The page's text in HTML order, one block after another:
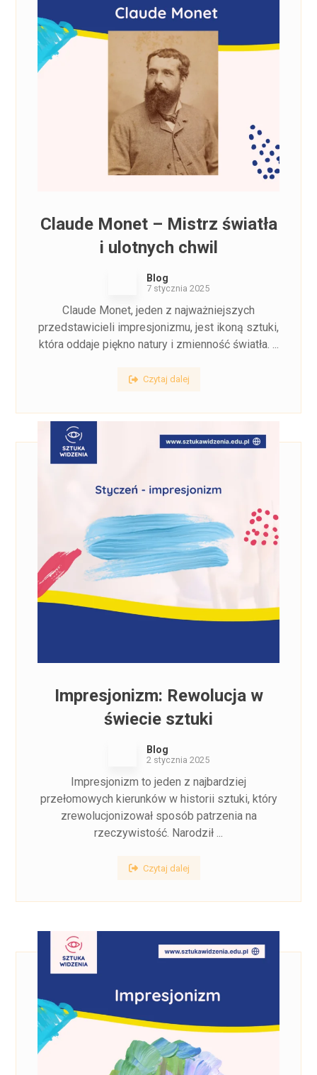
Claude Monet – Mistrz światła
i ulotnych chwil
Blog
7 stycznia 2025
Claude Monet, jeden z najważniejszych
przedstawicieli impresjonizmu, jest ikoną sztuki,
która oddaje piękno natury i zmienność światła. ...
Czytaj dalej
Impresjonizm: Rewolucja w
świecie sztuki
Blog
2 stycznia 2025
Impresjonizm to jeden z najbardziej
przełomowych kierunków w historii sztuki, który
zrewolucjonizował sposób patrzenia na
rzeczywistość. Narodził ...
Czytaj dalej